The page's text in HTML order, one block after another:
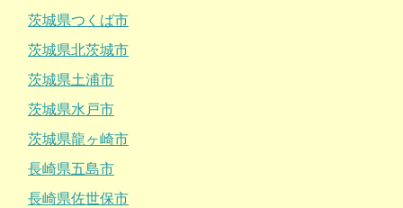
茨城県つくば市
茨城県北茨城市
茨城県土浦市
茨城県水戸市
茨城県龍ヶ崎市
長崎県五島市
長崎県佐世保市